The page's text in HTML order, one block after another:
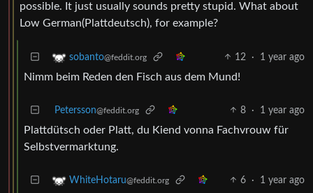
possible. It just usually sounds pretty stupid. What about
Low German(Plattdeutsch), for example?
sobanto@feddit.org 12 · 1 year ago
Nimm beim Reden den Fisch aus dem Mund!
Petersson@feddit.org 8 · 1 year ago
Plattdütsch oder Platt, du Kiend vonna Fachvrouw für
Selbstvermarktung.
WhiteHotaru@feddit.org 6 · 1 year ago